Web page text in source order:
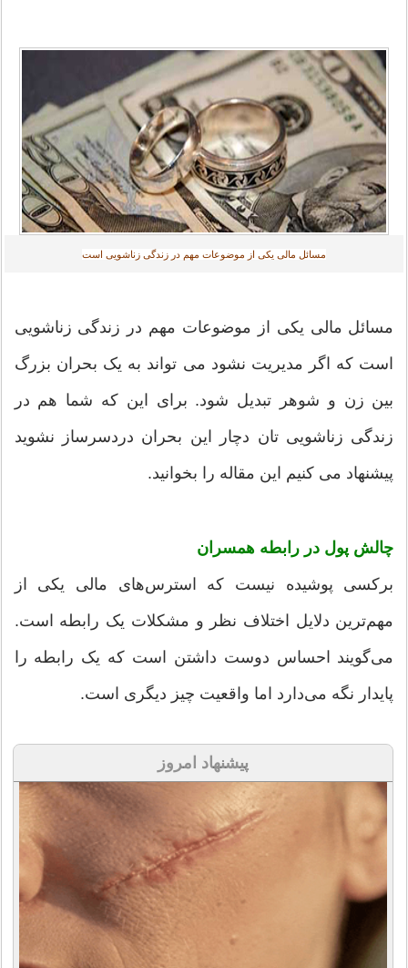
مسائل مالی یکی از موضوعات مهم در زندگی زناشویی است
مسائل مالی یکی از موضوعات مهم در زندگی زناشویی
است که اگر مدیریت نشود می تواند به یک بحران بزرگ
بین زن و شوهر تبدیل شود. برای این که شما هم در
زندگی زناشویی تان دچار این بحران دردسرساز نشوید
پیشنهاد می کنیم این مقاله را بخوانید.
چالش پول در رابطه همسران
برکسی پوشیده نیست که استرس‌های مالی یکی از
مهم‌ترین دلایل اختلاف نظر و مشکلات یک رابطه است.
می‌گویند احساس دوست داشتن است که یک رابطه را
پایدار نگه می‌دارد اما واقعیت چیز دیگری است.
پیشنهاد امروز